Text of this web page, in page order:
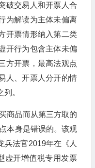
破交易人和开票人合
为解读为主体未偏离
开票情形纳入第二类
开行为包含主体未偏
方开票，最高法观点
人、开票人分开的情
。
商品而从第三方取的
本身是错误的。该观
兵法官2019年在《人
虚开增值税专用发票